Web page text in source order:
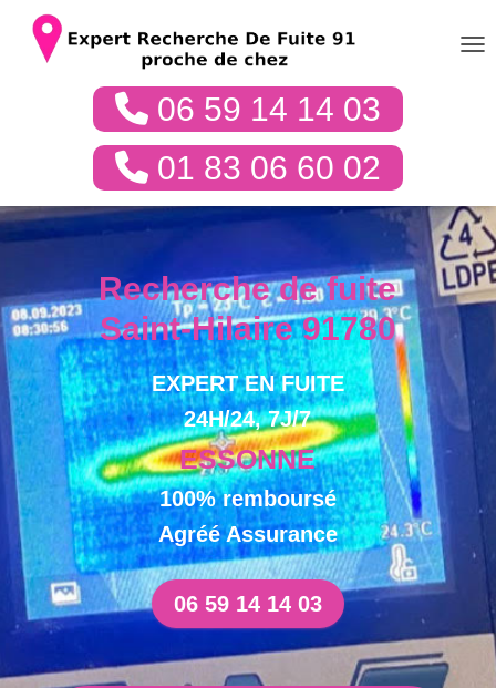
06 59 14 14 03
01 83 06 60 02
Recherche de fuite
Saint-Hilaire 91780
EXPERT EN FUITE
24H/24, 7J/7
ESSONNE
100% remboursé
Agréé Assurance
06 59 14 14 03